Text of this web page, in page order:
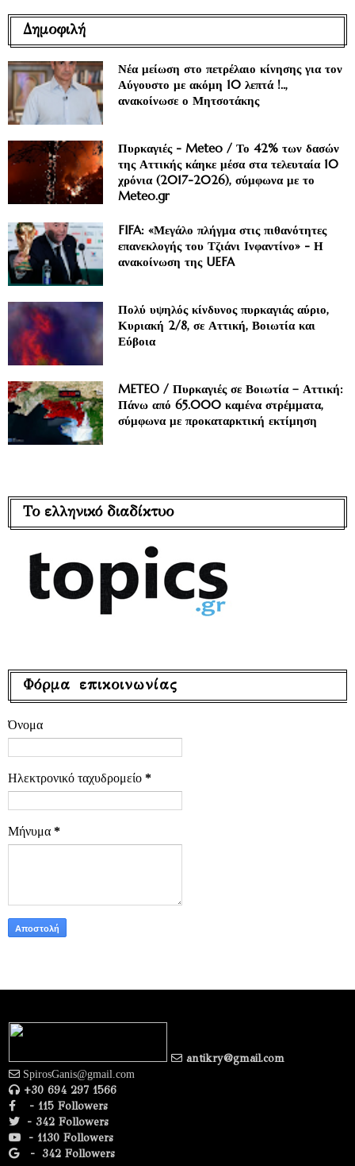
Δημοφιλή
Νέα μείωση στο πετρέλαιο κίνησης για τον
Αύγουστο με ακόμη 10 λεπτά !..,
ανακοίνωσε ο Μητσοτάκης
Πυρκαγιές - Meteo / Το 42% των δασών
της Αττικής κάηκε μέσα στα τελευταία 10
χρόνια (2017-2026), σύμφωνα με το
Meteo.gr
FIFA: «Μεγάλο πλήγμα στις πιθανότητες
επανεκλογής του Τζιάνι Ινφαντίνο» - Η
ανακοίνωση της UEFA
Πολύ υψηλός κίνδυνος πυρκαγιάς αύριο,
Κυριακή 2/8, σε Αττική, Βοιωτία και
Εύβοια
METEO / Πυρκαγιές σε Βοιωτία – Αττική:
Πάνω από 65.000 καμένα στρέμματα,
σύμφωνα με προκαταρκτική εκτίμηση
Το ελληνικό διαδίκτυο
Φόρμα επικοινωνίας
Όνομα
Ηλεκτρονικό ταχυδρομείο *
Μήνυμα *
antikry@gmail.com
SpirosGanis@gmail.com
+30 694 297 1566
- 115 Followers
- 342 Followers
- 1130 Followers
- 342 Followers